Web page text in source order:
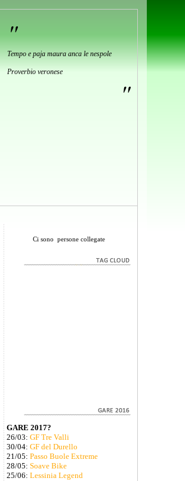
"
Tempo e paja maura anca le nespole
Proverbio veronese
"
Ci sono persone collegate
GARE 2017?
26/03: GF Tre Valli
30/04: GF del Durello
21/05: Passo Buole Extreme
28/05: Soave Bike
25/06: Lessinia Legend